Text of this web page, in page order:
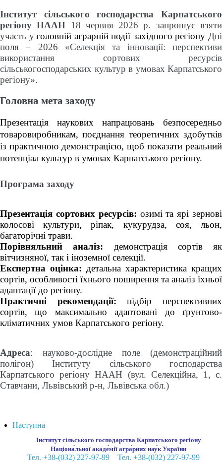
Інститут сільського господарства Карпатського
регіону НААН 18 червня 2026 р. запрошує взяти
участь у головній аграрній події західного регіону Дні
поля ‒ 2026 «Селекція та інновації: перспективи
використання сортових ресурсів
сільськогосподарських культур в умовах Карпатського
регіону».
Головна мета заходу
Презентація наукових напрацювань безпосередньо
товаровиробникам, поєднання теоретичних здобутків
із практичною демонстрацією, щоб показати реальний
потенціал культур в умовах Карпатського регіону.
Програма заходу
Презентація сортових ресурсів: озимі та ярі зернові
колосові культури, ріпак, кукурудза, соя, льон,
багаторічні трави.
Порівняльний аналіз: демонстрація сортів як
вітчизняної, так і іноземної селекції.
Експертна оцінка: детальна характеристика кращих
сортів, особливості їхнього поширеннята аналіз їхньої
адаптації до регіону.
Практичні рекомендації: підбір перспективних
сортів, що максимально адаптовані до ґрунтово-
кліматичних умов Карпатського регіону.
Адреса: науково-дослідне поле (демонстраційний
полігон) Інституту сільського господарства
Карпатського регіону НААН (вул. Селекційна, 1, с.
Ставчани, Львівський р-н, Львівська обл.)
Наступна
Інститут сільського господарства Карпатського регіону
Націона́льної акаде́мії агра́рних нау́к України
Тел. +38-(032) 227-97-99 Тел. +38-(032) 227-97-99